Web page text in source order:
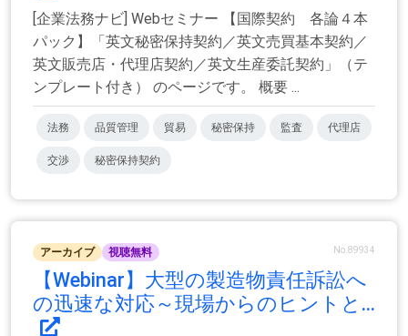
[企業法務ナビ] Webセミナー 【国際契約 各論４本
パック】「英文秘密保持契約／英文売買基本契約／
英文販売店・代理店契約／英文生産委託契約」（テ
ンプレート付き） のページです。 概要 ...
法務 品質管理 貿易 秘密保持 監査 代理店
交渉 秘密保持契約
アーカイブ 視聴無料 No.89934
【Webinar】大型の製造物責任訴訟へ
の迅速な対応～現場からのヒントと...